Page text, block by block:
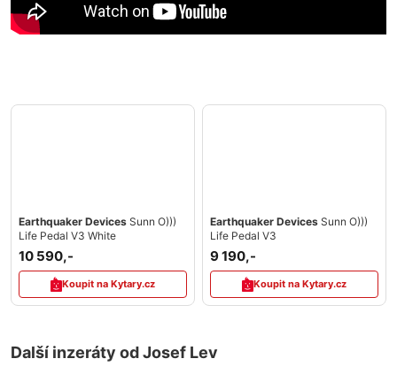
Earthquaker Devices Sunn O)))
Life Pedal V3 White
10 590,-
Koupit na Kytary.cz
Earthquaker Devices Sunn O)))
Life Pedal V3
9 190,-
Koupit na Kytary.cz
Další inzeráty od Josef Lev